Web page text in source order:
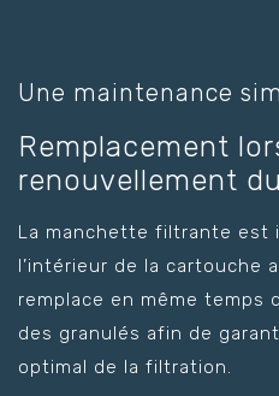
Une maintenance
Remplacement
renouvellement
La manchette filtrante est
l’intérieur de la cartouche
remplace en même temps
des granulés afin de
optimal de la filtration.